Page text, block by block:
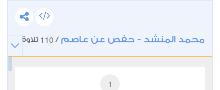
محمد المنشد - حفص عن عاصم /
110 تلاوة
1